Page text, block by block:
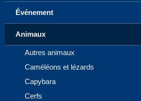
Événement
Animaux
Autres animaux
Caméléons et lézards
Capybara
Cerfs